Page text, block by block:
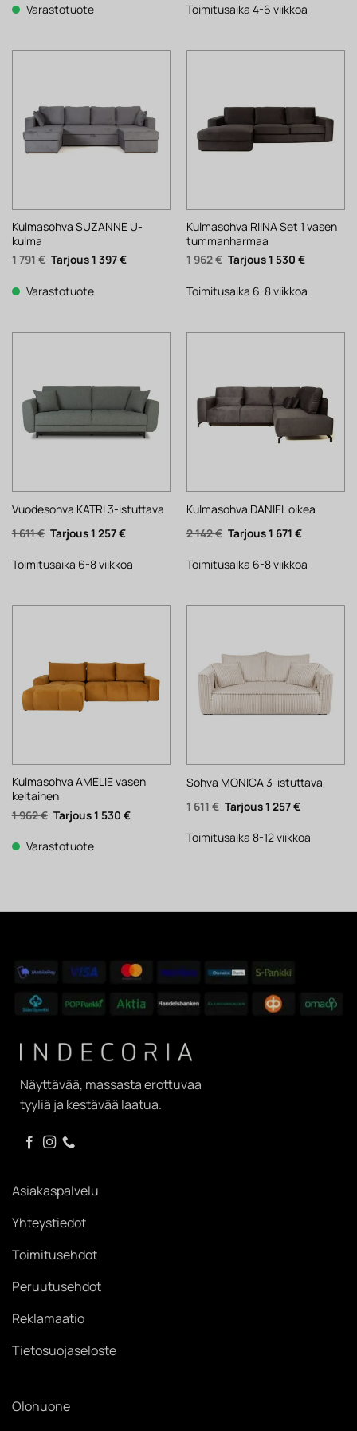
1
962 €.
Varastotuote 1
431 €.
1
116 €.
Toimitusaika 4-6 viikkoa
Kulmasohva SUZANNE U-
kulma
1 791€ Alkuperäinen
hinta
1
791 €.
1 397€Nykyinen
Varastotuote
Kulmasohva RIINA Set 1 vasen
tummanharmaa
1 962€ Alkuperäinen
hinta
1
962 €.
1 530 €Nykyinen
1
530 €.
Toimitusaika 6-8 viikkoa
Vuodesohva KATRI 3-istuttava
1 611€ Alkuperäinen
hinta
1
611 €.
1 257€Nykyinen
1
257 €.
Toimitusaika 6-8 viikkoa
Kulmasohva DANIEL oikea
2 142€ Alkuperäinen
hinta
2
142 €.
1 671 €Nykyinen
1
671 €.
Toimitusaika 6-8 viikkoa
Kulmasohva AMELIE vasen
keltainen
1 962€ Alkuperäinen
hinta
1
962 €.
1 530 €Nykyinen
Varastotuote
Sohva MONICA 3-istuttava
1 611€ Alkuperäinen
hinta
1
611 €.
1 257€Nykyinen
1
257 €.
Toimitusaika 8-12 viikkoa
Näyttävää, massasta erottuvaa
tyyliä ja kestävää laatua.
Asiakaspalvelu
Yhteystiedot
Toimitusehdot
Peruutusehdot
Reklamaatio
Tietosuojaseloste
Olohuone